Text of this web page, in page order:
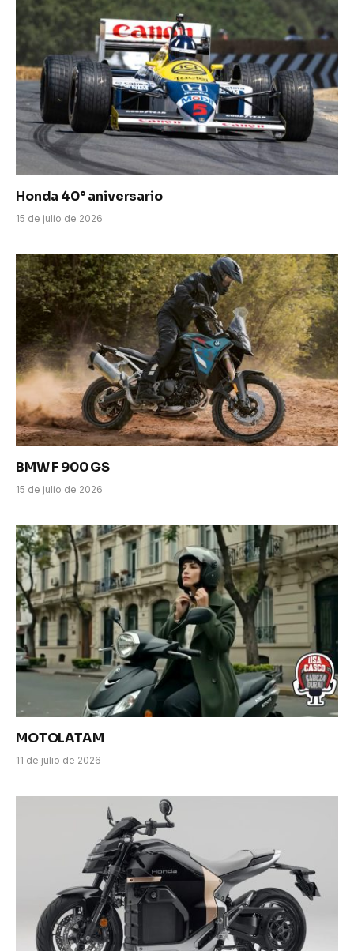
Honda 40° aniversario
15 de julio de 2026
BMW F 900 GS
15 de julio de 2026
MOTOLATAM
11 de julio de 2026